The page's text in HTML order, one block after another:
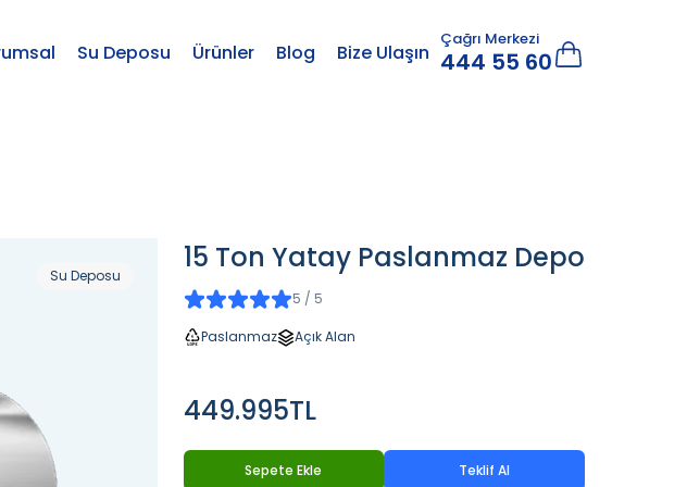
Su Deposu Ürünler Blog Bize Ulaşın
Çağrı Merkezi
444 55 60
Su Deposu
15 Ton Yatay Paslanmaz Depo
5 / 5
Paslanmaz Açık Alan
449.995TL
Sepete Ekle Teklif Al